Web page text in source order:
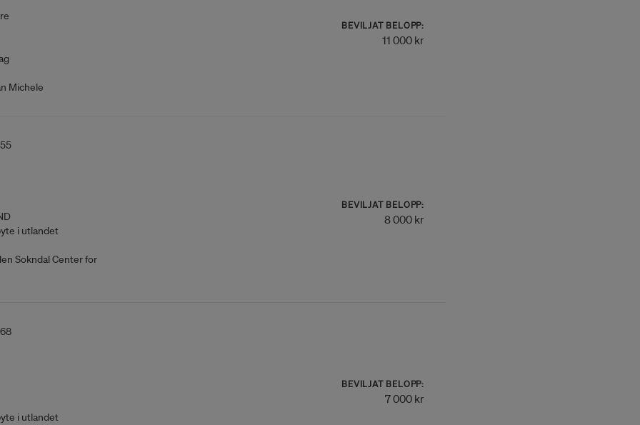
Michele
BEVILJAT BELOPP:
11 000 kr
i utlandet
Sokndal Center for
BEVILJAT BELOPP:
8 000 kr
i utlandet
BEVILJAT BELOPP:
7 000 kr